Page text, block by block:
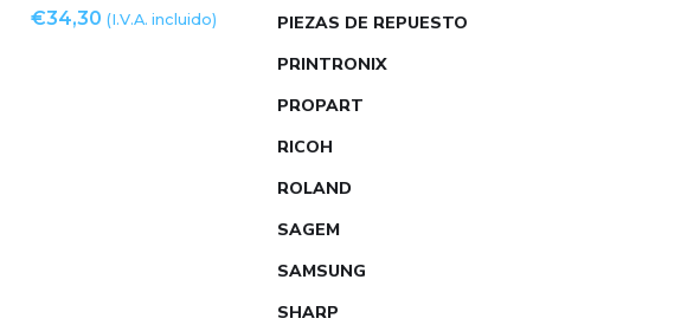
€34,30 (I.V.A. incluido)
PIEZAS DE REPUESTO
PRINTRONIX
PROPART
RICOH
ROLAND
SAGEM
SAMSUNG
SHARP